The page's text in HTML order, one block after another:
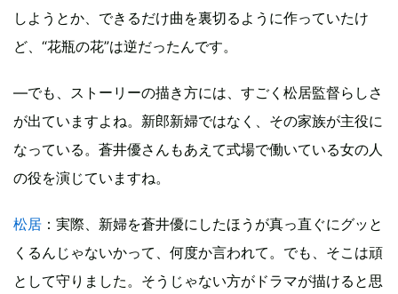
しようとか、できるだけ曲を裏切るように作っていたけ
ど、“花瓶の花”は逆だったんです。
―でも、ストーリーの描き方には、すごく松居監督らしさ
が出ていますよね。新郎新婦ではなく、その家族が主役に
なっている。蒼井優さんもあえて式場で働いている女の人
の役を演じていますね。
松居 ：実際、新婦を蒼井優にしたほうが真っ直ぐにグッと
くるんじゃないかって、何度か言われて。でも、そこは頑
として守りました。そうじゃない方がドラマが描けると思